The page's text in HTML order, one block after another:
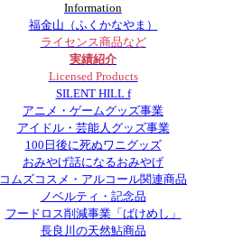
Information
福金山（ふくかなやま）
ライセンス商品など
実績紹介
Licensed Products
SILENT HILL f
アニメ・ゲームグッズ事業
アイドル・芸能人グッズ事業
100日後に死ぬワニグッズ
おみやげ話になるおみやげ
コムズコスメ・アルコール関連商品
ノベルティ・記念品
フードロス削減事業「ばけめし」
長良川の天然鮎商品